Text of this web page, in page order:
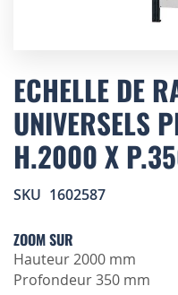
to
the
beginning
of
the
images
ECHELLE DE
UNIVERSELS
H.2000 X
SKU 1602587
ZOOM SUR
Hauteur 2000 mm
Profondeur 350 mm